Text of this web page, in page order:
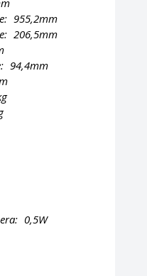
955,2mm
206,5mm
94,4mm
0,5W